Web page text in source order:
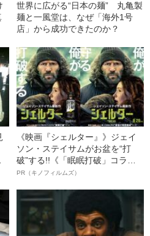
世界に広がる“日本の麺” 丸亀製
麺と一風堂は、なぜ「海外1号
店」から成功できたのか？
《映画『シェルター』》ジェイ
ソン・ステイサムがお盆を“打
破”する!!《「眠眠打破」コラ
ボ》
PR（キノフィルムズ）